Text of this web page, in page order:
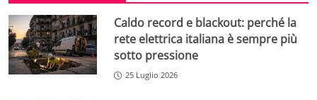
Caldo record e blackout: perché la
rete elettrica italiana è sempre più
sotto pressione
25 Luglio 2026